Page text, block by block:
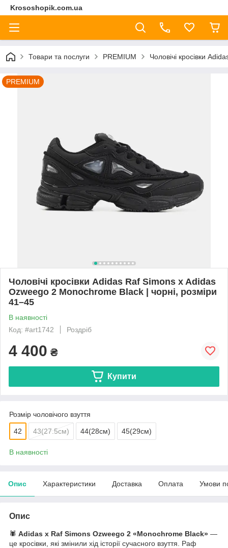
Krososhopik.com.ua
Товари та послуги PREMIUM Чоловічі кросівки
PREMIUM
Чоловічі кросівки Adidas Raf Simons x Adidas
Ozweego 2 Monochrome Black | чорні, розміри
41–45
В наявності
Код: #art1742
Роздріб
4 400 ₴
Купити
Розмір чоловічого взуття
42 43(27.5см) 44(28см) 45(29см)
В наявності
Опис Характеристики Доставка Оплата Умови
Опис
🕷️ Adidas x Raf Simons Ozweego 2 «Monochrome Black» —
це кросівки, які змінили хід історії сучасного взуття. Раф